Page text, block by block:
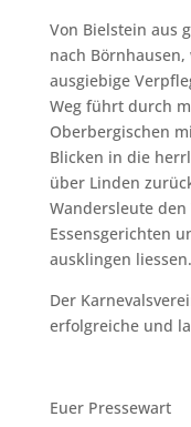
Von Bielstein aus
nach
ausgiebige
Weg führt durch
Oberbergischen
Blicken in die
über Linden
Wandersleute
Essensgerichten
ausklingen liessen.
Der
erfolgreiche und
Euer Pressewart